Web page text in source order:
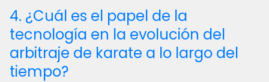
4. ¿Cuál es el papel de la
tecnología en la evolución del
arbitraje de karate a lo largo del
tiempo?